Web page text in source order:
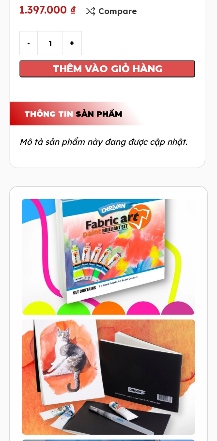
1.397.000 ₫ Compare
THÊM VÀO GIỎ HÀNG
THÔNG TIN SẢN PHẨM
Mô tả sản phẩm này đang được cập nhật.